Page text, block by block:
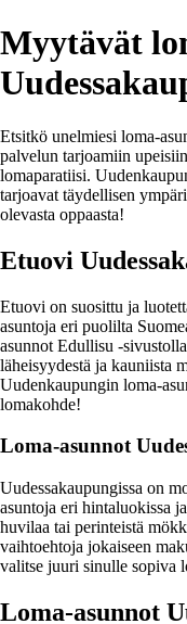
Myytävät
Etsitkö unelmiesi loma-
palvelun tarjoamiin
lomaparatiisi.
tarjoavat täydellisen
olevasta oppaasta!
Etuovi
Etuovi on suosittu ja
asuntoja eri puolilta
asunnot Edullisu -
läheisyydestä ja kauniista
Uudenkaupungin loma-
lomakohde!
Loma-asunnot
Uudessakaupungissa on
asuntoja eri hintaluokissa
huvilaa tai perinteistä
vaihtoehtoja jokaiseen
valitse juuri sinulle sopiva
Loma-asunnot